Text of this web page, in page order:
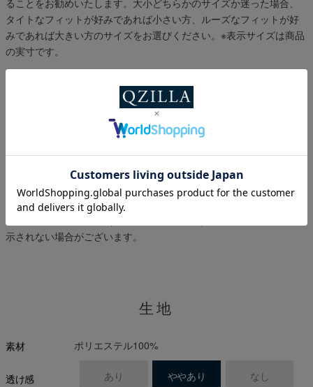
ることをお勧めいたします。大小どちらかのサイズか迷った場合、
タイトなフィットが好みであれば小さい方、ルーズなフィットが好
みであれば大きい方のサイズをお選びください。 ※表示サイズは商品
の実寸です。
スタイル提案
ポリレーヨンの滑らかな生地で、ロンTとのレイヤードや半袖Tシャ
ツの上に羽織る着こなしにもおすすめ
※プライベートブラウズ(シークレットモード)ではスタイル画像が表
示されない場合がございます。
生地
素材 ポリエステル100%
透け感 あり ややあり なし